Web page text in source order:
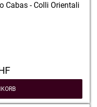
Cabas - Colli Orientali